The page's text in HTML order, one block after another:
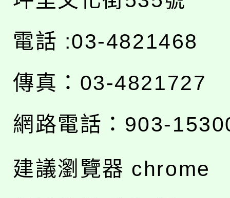
電話 :03-4821468
傳真：03-4821727
網路電話：903-
建議瀏覽器 chrome